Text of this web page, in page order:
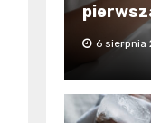
6 sierpnia